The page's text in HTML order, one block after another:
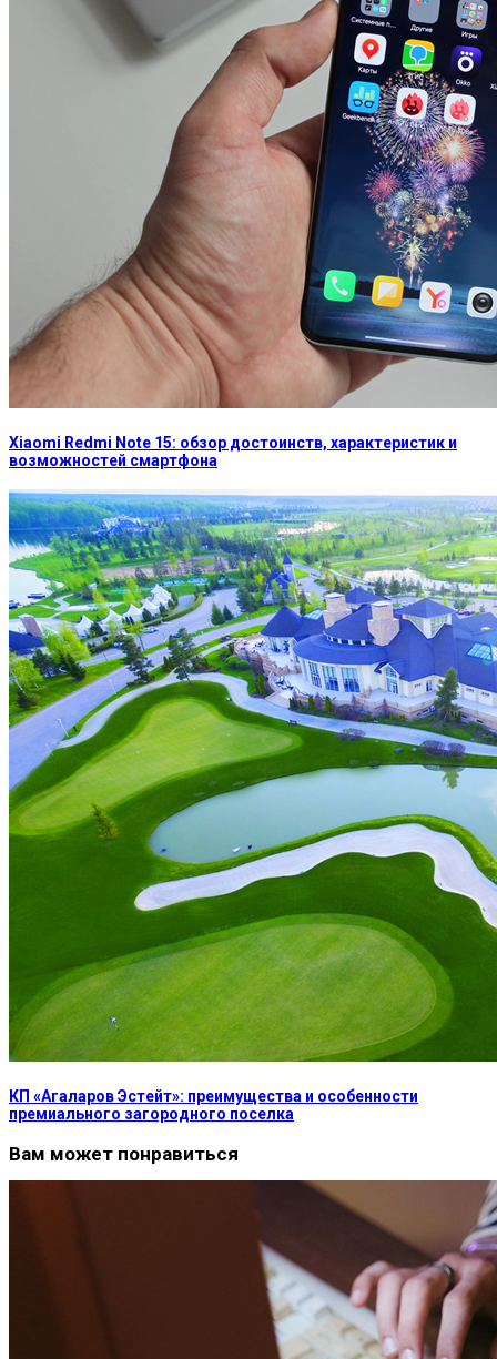
Xiaomi Redmi Note 15: обзор достоинств, характеристик и
возможностей смартфона
КП «Агаларов Эстейт»: преимущества и особенности
премиального загородного поселка
Вам может понравиться